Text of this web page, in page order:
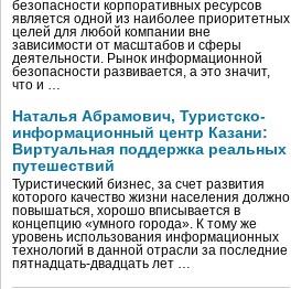
безопасности корпоративных ресурсов
является одной из наиболее приоритетных
целей для любой компании вне
зависимости от масштабов и сферы
деятельности. Рынок информационной
безопасности развивается, а это значит,
что и …
Наталья Абрамович, Туристско-
информационный центр Казани:
Виртуальная поддержка реальных
путешествий
Туристический бизнес, за счет развития
которого качество жизни населения должно
повышаться, хорошо вписывается в
концепцию «умного города». К тому же
уровень использования информационных
технологий в данной отрасли за последние
пятнадцать-двадцать лет …